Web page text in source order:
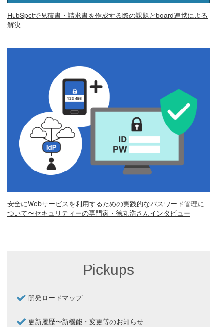
HubSpotで見積書・請求書を作成する際の課題とboard連携による
解決
安全にWebサービスを利用するための実践的なパスワード管理に
ついて〜セキュリティーの専門家・徳丸浩さんインタビュー
Pickups
開発ロードマップ
更新履歴〜新機能・変更等のお知らせ